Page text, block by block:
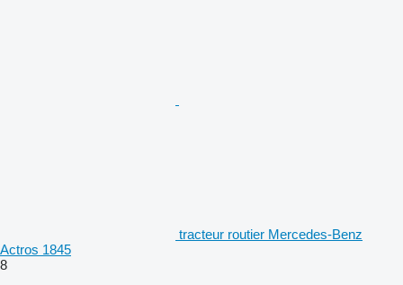
tracteur routier Mercedes-Benz
Actros 1845
8